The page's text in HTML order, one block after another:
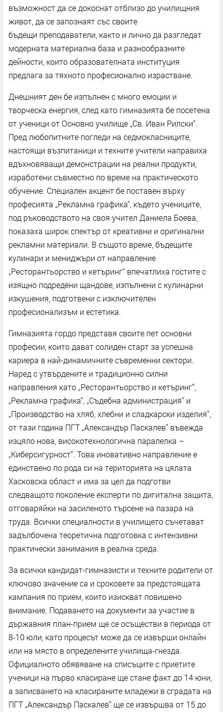
възможност да се докоснат отблизо до училищния
живот, да се запознаят със своите
бъдещи преподаватели, както и лично да разгледат
модерната материална база и разнообразните
дейности, които образователната институция
предлага за тяхното професионално израстване.
Днешният ден бе изпълнен с много емоции и
творческа енергия, след като гимназията бе посетена
от ученици от Основно училище „Св. Иван Рилски“.
Пред любопитните погледи на седмокласниците,
настоящи възпитаници и техните учители направиха
вдъхновяващи демонстрации на реални продукти,
изработени съвместно по време на практическото
обучение. Специален акцент бе поставен върху
професията „Рекламна графика“, където учениците,
под ръководството на своя учител Даниела Боева,
показаха широк спектър от креативни и оригинални
рекламни материали. В същото време, бъдещите
кулинари и мениджъри от направление
„Ресторантьорство и кетъринг“ впечатлиха гостите с
изящно подредени щандове, изпълнени с кулинарни
изкушения, подготвени с изключителен
професионализъм и естетика.
Гимназията гордо представя своите пет основни
професии, които дават солиден старт за успешна
кариера в най-динамичните съвременни сектори.
Наред с утвърдените и традиционно силни
направления като „Ресторантьорство и кетъринг“,
„Рекламна графика“, „Съдебна администрация“ и
„Производство на хляб, хлебни и сладкарски изделия“,
от тази година ПГТ „Александър Паскалев“ въвежда
изцяло нова, високотехнологична паралелка –
„Киберсигурност“. Това иновативно направление е
единствено по рода си на територията на цялата
Хасковска област и има за цел да подготви
следващото поколение експерти по дигитална защита,
отговаряйки на засиленото търсене на пазара на
труда. Всички специалности в училището съчетават
задълбочена теоретична подготовка с интензивни
практически занимания в реална среда.
За всички кандидат-гимназисти и техните родители от
ключово значение са и сроковете за предстоящата
кампания по прием, които изискват повишено
внимание. Подаването на документи за участие в
държавния план-прием ще се осъществи в периода от
8-10 юли, като процесът може да се извърши онлайн
или на място в определените училища-гнезда.
Официалното обявяване на списъците с приетите
ученици на първо класиране ще стане факт до 14 юни,
а записването на класираните младежи в сградата на
ПГТ „Александър Паскалев“ ще се извършва от 15 до